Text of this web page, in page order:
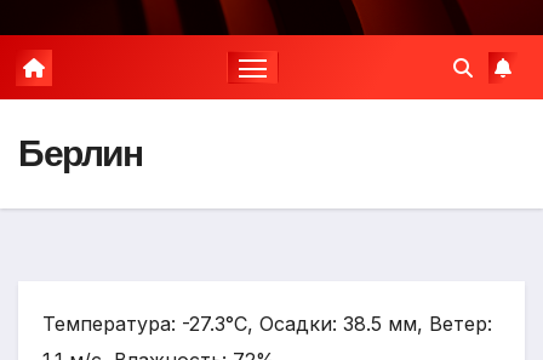
Берлин
Температура: -27.3°C, Осадки: 38.5 мм, Ветер: